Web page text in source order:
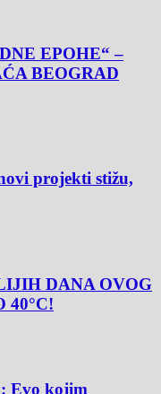
EPOHE“ –
BEOGRAD
projekti stižu,
DANA OVOG
40°C!
Evo kojim